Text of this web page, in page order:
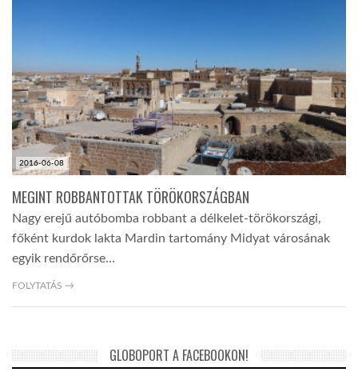
GLOBOTV
AFRIKA TUDÁSTÁR
A NAP SZÉPE
LINKTR.EE
2016-06-08
MEGINT ROBBANTOTTAK TÖRÖKORSZÁGBAN
Nagy erejű autóbomba robbant a délkelet-törökországi,
főként kurdok lakta Mardin tartomány Midyat városának
egyik rendőrőrse…
FOLYTATÁS →
GLOBOPORT A FACEBOOKON!